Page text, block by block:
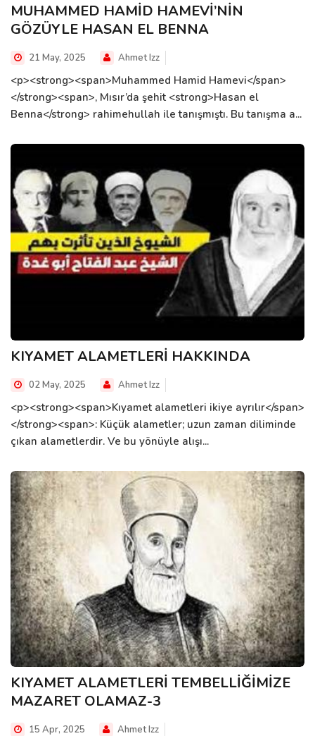
MUHAMMED HAMİD HAMEVİ’NİN
GÖZÜYLE HASAN EL BENNA
21 May, 2025 Ahmet Izz
<p><strong><span>Muhammed Hamid Hamevi</span>
</strong><span>, Mısır’da şehit <strong>Hasan el
Benna</strong> rahimehullah ile tanışmıştı. Bu tanışma a...
KIYAMET ALAMETLERİ HAKKINDA
02 May, 2025 Ahmet Izz
<p><strong><span>Kıyamet alametleri ikiye ayrılır</span>
</strong><span>: Küçük alametler; uzun zaman diliminde
çıkan alametlerdir. Ve bu yönüyle alışı...
KIYAMET ALAMETLERİ TEMBELLİĞİMİZE
MAZARET OLAMAZ-3
15 Apr, 2025 Ahmet Izz